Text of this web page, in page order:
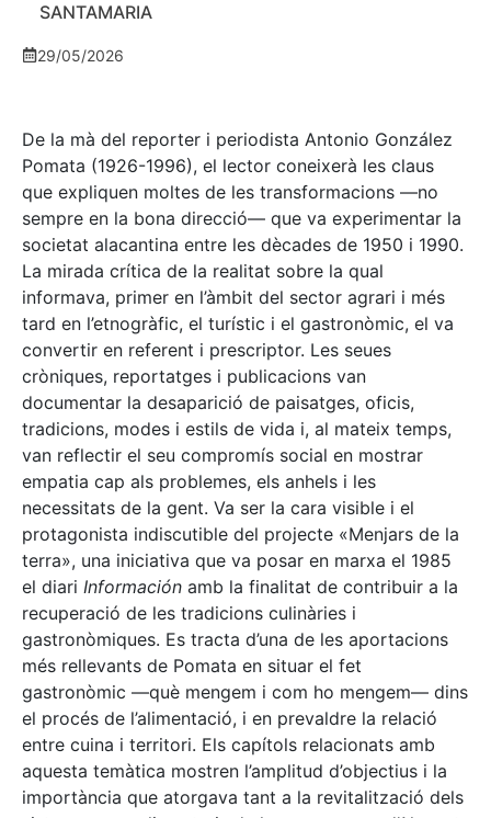
SANTAMARIA
29/05/2026
De la mà del reporter i periodista Antonio González
Pomata (1926-1996), el lector coneixerà les claus
que expliquen moltes de les transformacions —no
sempre en la bona direcció— que va experimentar la
societat alacantina entre les dècades de 1950 i 1990.
La mirada crítica de la realitat sobre la qual
informava, primer en l’àmbit del sector agrari i més
tard en l’etnogràfic, el turístic i el gastronòmic, el va
convertir en referent i prescriptor. Les seues
cròniques, reportatges i publicacions van
documentar la desaparició de paisatges, oficis,
tradicions, modes i estils de vida i, al mateix temps,
van reflectir el seu compromís social en mostrar
empatia cap als problemes, els anhels i les
necessitats de la gent. Va ser la cara visible i el
protagonista indiscutible del projecte «Menjars de la
terra», una iniciativa que va posar en marxa el 1985
el diari Información amb la finalitat de contribuir a la
recuperació de les tradicions culinàries i
gastronòmiques. Es tracta d’una de les aportacions
més rellevants de Pomata en situar el fet
gastronòmic —què mengem i com ho mengem— dins
el procés de l’alimentació, i en prevaldre la relació
entre cuina i territori. Els capítols relacionats amb
aquesta temàtica mostren l’amplitud d’objectius i la
importància que atorgava tant a la revitalització dels